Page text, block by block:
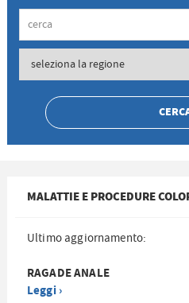
MALATTIE E PROCEDURE
Ultimo aggiornamento:
RAGADE ANALE
Leggi ›